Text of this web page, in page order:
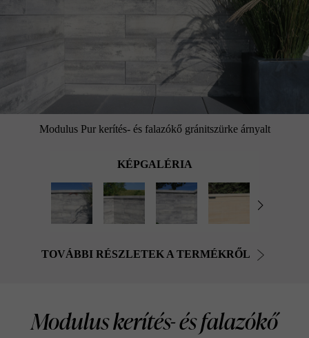
Modulus Pur kerítés- és falazókő gránitszürke árnyalt
KÉPGALÉRIA
TOVÁBBI RÉSZLETEK A TERMÉKRŐL
Modulus kerítés- és falazókő